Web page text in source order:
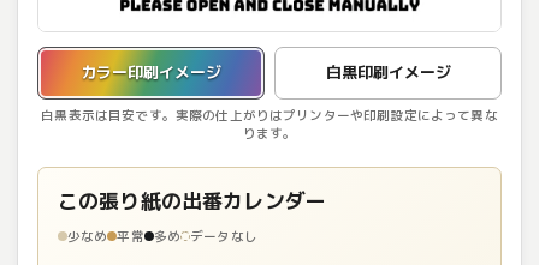
カラー印刷イメージ 白黒印刷イメージ
白黒表示は目安です。実際の仕上がりはプリンターや印刷設定によって異な
ります。
カラー印刷イメージを表示しています。
この張り紙の出番カレンダー
少なめ 平常 多め データなし